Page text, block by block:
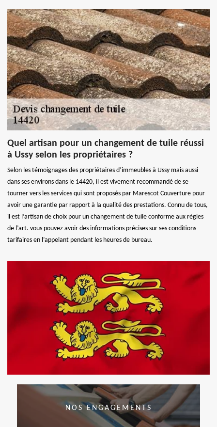
Quel artisan pour un changement de tuile réussi
à Ussy selon les propriétaires ?
Selon les témoignages des propriétaires d’immeubles à Ussy mais aussi
dans ses environs dans le 14420, il est vivement recommandé de se
tourner vers les services qui sont proposés par Marescot Couverture pour
avoir une garantie par rapport à la qualité des prestations. Connu de tous,
il est l’artisan de choix pour un changement de tuile conforme aux règles
de l’art. vous pouvez avoir des informations précises sur ses conditions
tarifaires en l’appelant pendant les heures de bureau.
NOS ENGAGEMENTS